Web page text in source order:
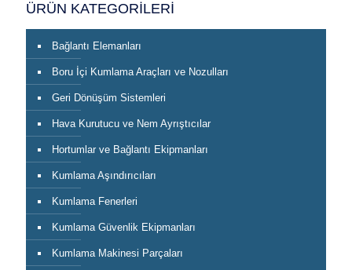
ÜRÜN KATEGORİLERİ
Bağlantı Elemanları
Boru İçi Kumlama Araçları ve Nozulları
Geri Dönüşüm Sistemleri
Hava Kurutucu ve Nem Ayrıştıcılar
Hortumlar ve Bağlantı Ekipmanları
Kumlama Aşındırıcıları
Kumlama Fenerleri
Kumlama Güvenlik Ekipmanları
Kumlama Makinesi Parçaları